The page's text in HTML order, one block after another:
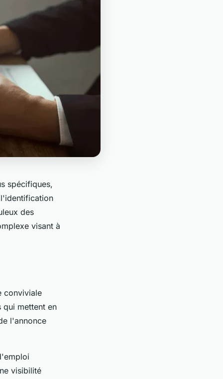
spécifiques,
des
visant à
conviviale
qui mettent en
l'annonce
visibilité